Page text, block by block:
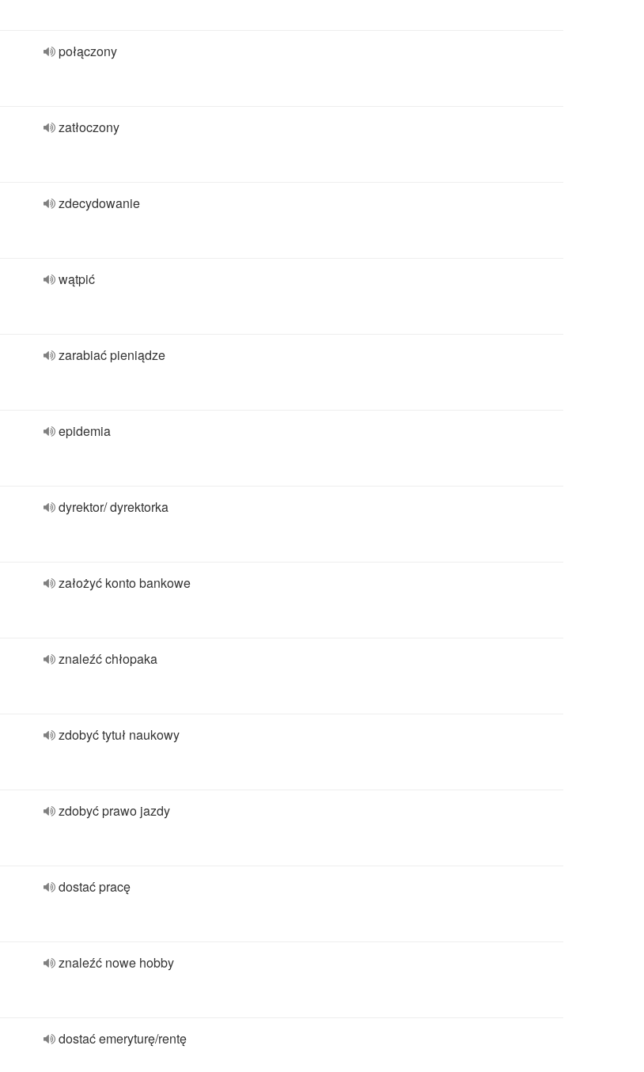
połączony
zatłoczony
zdecydowanie
wątpić
zarabiać pieniądze
epidemia
dyrektor/ dyrektorka
założyć konto bankowe
znaleźć chłopaka
zdobyć tytuł naukowy
zdobyć prawo jazdy
dostać pracę
znaleźć nowe hobby
dostać emeryturę/rentę